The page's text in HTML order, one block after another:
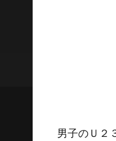
男子のＵ２